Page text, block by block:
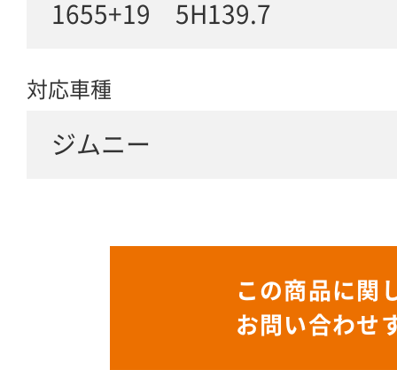
1655+19 5H139.7
対応車種
ジムニー
この商品に関
お問い合わせ